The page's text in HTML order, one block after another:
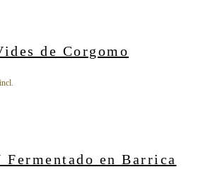
de Corgomo
en Barrica